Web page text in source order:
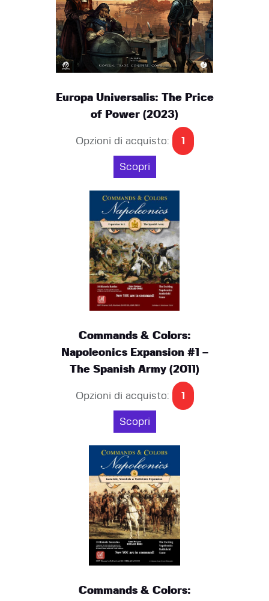
Europa Universalis: The Price
of Power (2023)
Opzioni di acquisto: 1
Scopri
Commands & Colors:
Napoleonics Expansion #1 –
The Spanish Army (2011)
Opzioni di acquisto: 1
Scopri
Commands & Colors: